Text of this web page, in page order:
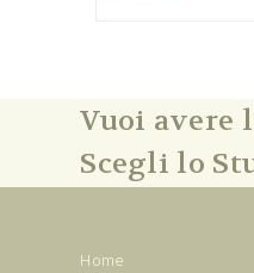
Vuoi avere
Scegli lo
Home